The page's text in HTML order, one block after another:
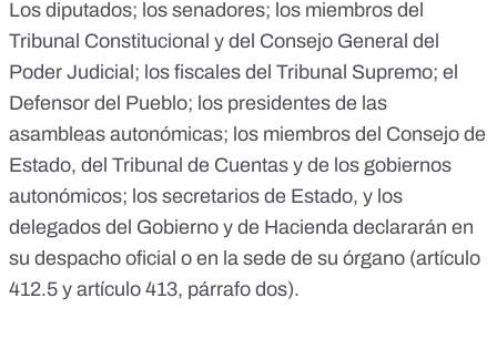
Los diputados; los senadores; los miembros del
Tribunal Constitucional y del Consejo General del
Poder Judicial; los fiscales del Tribunal Supremo; el
Defensor del Pueblo; los presidentes de las
asambleas autonómicas; los miembros del Consejo de
Estado, del Tribunal de Cuentas y de los gobiernos
autonómicos; los secretarios de Estado, y los
delegados del Gobierno y de Hacienda declararán en
su despacho oficial o en la sede de su órgano (artículo
412.5 y artículo 413, párrafo dos).